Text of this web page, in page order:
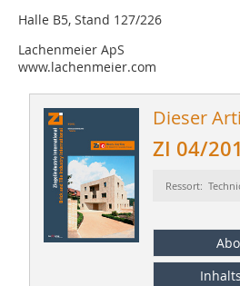
Halle B5, Stand 127/226
Lachenmeier ApS
www.lachenmeier.com
Dieser
ZI 04/
Ressort: